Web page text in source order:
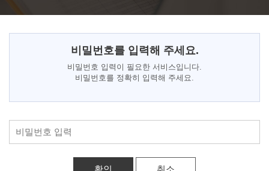
비밀번호를 입력해 주세요.
비밀번호 입력이 필요한 서비스입니다.
비밀번호를 정확히 입력해 주세요.
취소